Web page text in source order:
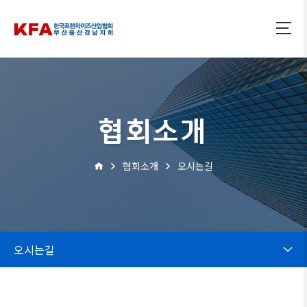
협회소개
협회소개 오시는길
오시는길